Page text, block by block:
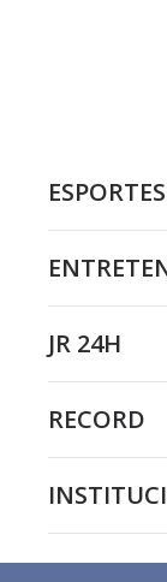
ESPORTES
JR 24H
RECORD